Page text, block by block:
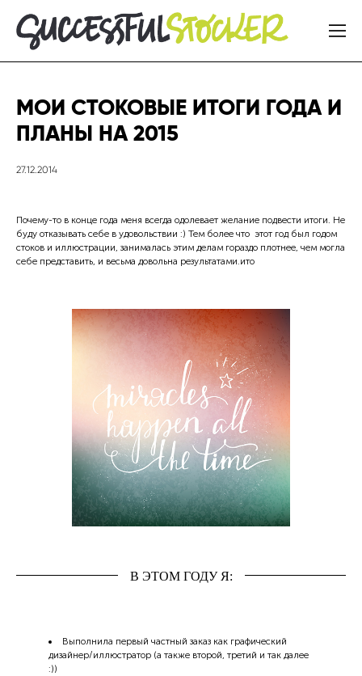
27.12.2014
МОИ СТОКОВЫЕ ИТОГИ ГОДА И
ПЛАНЫ НА 2015
Почему-то в конце года меня всегда одолевает желание подвести итоги. Не
буду отказывать себе в удовольствии :) Тем более что этот год был годом
стоков и иллюстрации, занималась этим делам гораздо плотнее, чем могла
себе представить, и весьма довольна результатами.ито
В ЭТОМ ГОДУ Я:
Выполнила первый частный заказ как графический
дизайнер/иллюстратор (а также второй, третий и так далее
:))